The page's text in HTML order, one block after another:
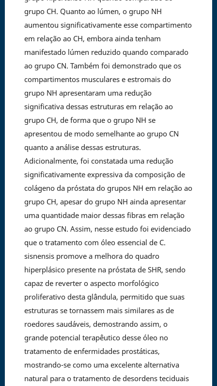
grupo CH. Quanto ao lúmen, o grupo NH
aumentou significativamente esse compartimento
em relação ao CH, embora ainda tenham
manifestado lúmen reduzido quando comparado
ao grupo CN. Também foi demonstrado que os
compartimentos musculares e estromais do
grupo NH apresentaram uma redução
significativa dessas estruturas em relação ao
grupo CH, de forma que o grupo NH se
apresentou de modo semelhante ao grupo CN
quanto a análise dessas estruturas.
Adicionalmente, foi constatada uma redução
significativamente expressiva da composição de
colágeno da próstata do grupos NH em relação ao
grupo CH, apesar do grupo NH ainda apresentar
uma quantidade maior dessas fibras em relação
ao grupo CN. Assim, nesse estudo foi evidenciado
que o tratamento com óleo essencial de C.
sisnensis promove a melhora do quadro
hiperplásico presente na próstata de SHR, sendo
capaz de reverter o aspecto morfológico
proliferativo desta glândula, permitido que suas
estruturas se tornassem mais similares as de
roedores saudáveis, demostrando assim, o
grande potencial terapêutico desse óleo no
tratamento de enfermidades prostáticas,
mostrando-se como uma excelente alternativa
natural para o tratamento de desordens teciduais